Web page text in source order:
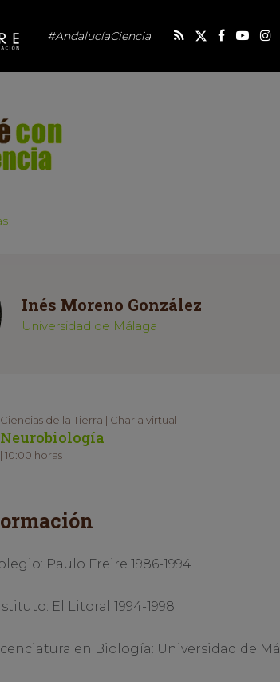
#AndalucíaCiencia
Inés Moreno González
Universidad de Málaga
Ciencias de la Tierra | Charla virtual
Neurobiología
| 10:00 horas
Paulo Freire 1986-1994
El Litoral 1994-1998
en Biología: Universidad de